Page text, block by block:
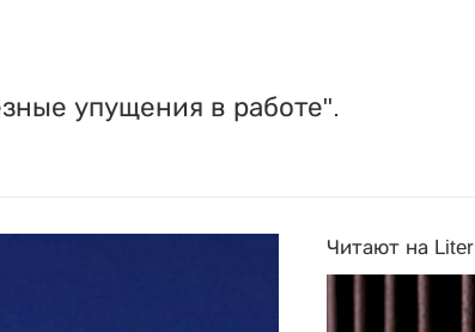
упущения в работе".
Читают на Liter